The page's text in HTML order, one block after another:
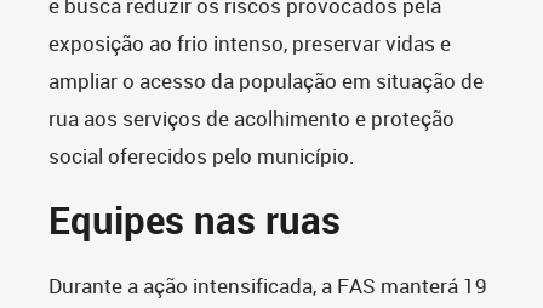
e busca reduzir os riscos provocados pela
exposição ao frio intenso, preservar vidas e
ampliar o acesso da população em situação de
rua aos serviços de acolhimento e proteção
social oferecidos pelo município.
Equipes nas ruas
Durante a ação intensificada, a FAS manterá 19